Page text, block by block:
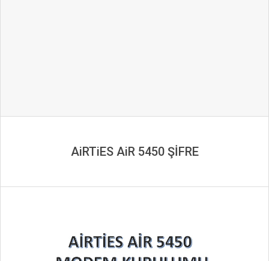
AiRTiES AiR 5450 ŞİFRE